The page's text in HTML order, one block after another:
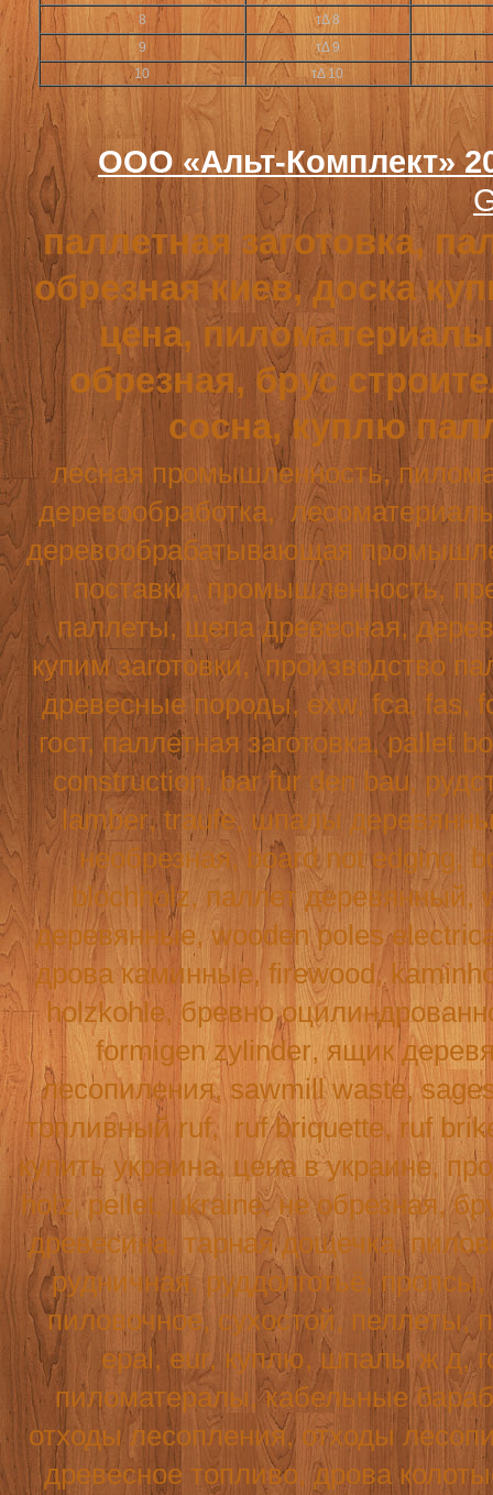
8
τΔ 8
9
τΔ 9
10
τΔ 10
ООО «Альт-Комплект»
паллетная заготовка,
обрезная киев, доска
цена,
обрезная, брус
сосна, куплю
лесная промышленность,
деревообработка,
деревообрабатывающая
поставки, промышленность,
паллеты, щепа древесная,
купим заготовки, производство
древесные породы, exw, fca, fas,
гост, паллетная заготовка, pallet
construction, bar fur den bau,
lamber,traufe, шпалы
необрезная, board not edging,
blochholz, паллет деревянный,
деревянные,wooden poles
дрова каминные,firewood,
holzkohle, бревно
formigen zylinder, ящик
лесопиления,sawmill waste,
топливный ruf, ruf briquette, ruf
купить украина, цена в украине,
holz,pellet,ukraine, не обрезная,
древесина, тарная дощечка,
рудничная, руддолготьё,
пиловочное, сухостой, пеллеты,
epal, eur, куплю, шпалы ж д,
пиломатералы, кабельные
отходы лесопления, отходы
древесное топливо, дрова